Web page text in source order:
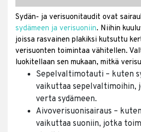
Sydän- ja verisuonitaudit ovat
sydämeen ja verisuoniin. Niihin
joissa rasvainen plakiksi kutsuttu
verisuonten toimintaa vähitellen.
luokitellaan sen mukaan, mitkä
Sepelvaltimotauti – kuten
vaikuttaa
verta sydämeen.
Aivoverisuonisairaus –
vaikuttaa suoniin, jotka